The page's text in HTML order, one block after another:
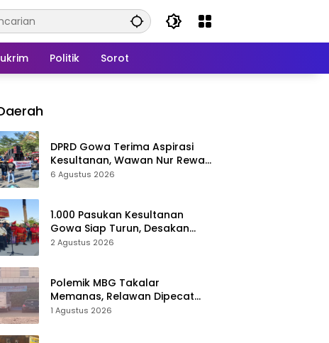
Politik Sorot
DPRD Gowa Terima Aspirasi
Kesultanan, Wawan Nur Rewa
Apresiasi Polresta Gowa
6 Agustus 2026
1.000 Pasukan Kesultanan
Gowa Siap Turun, Desakan
Cabut Perda LAD Menguat
2 Agustus 2026
Polemik MBG Takalar
Memanas, Relawan Dipecat
Sepihak? BGN Mulai Bongkar
1 Agustus 2026